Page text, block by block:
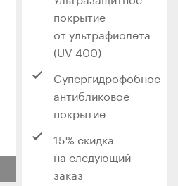
покрытие
от ультрафиолета
(UV 400)
Супергидрофобное
антибликовое
покрытие
15% скидка
на следующий
заказ